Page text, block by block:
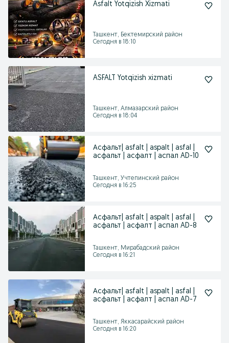
Asfalt Yotqizish Xizmati
Ташкент, Бектемирский район
Сегодня в 18:10
ASFALT Yotqizish xizmati
Ташкент, Алмазарский район
Сегодня в 18:04
Асфальт| asfalt | aspalt | asfal |
асфальт | асфалт | аспал AD-10
Ташкент, Учтепинский район
Сегодня в 16:25
Асфальт| asfalt | aspalt | asfal |
асфальт | асфалт | аспал AD-8
Ташкент, Мирабадский район
Сегодня в 16:21
Асфальт| asfalt | aspalt | asfal |
асфальт | асфалт | аспал AD-7
Ташкент, Яккасарайский район
Сегодня в 16:20